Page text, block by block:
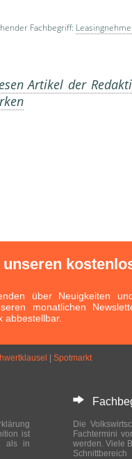
Fachbegriff:
Artikel der
über Neuigkeiten
monatlichen
abbestellbar.
Spotmarkt
ist
als in
Die
Fachtermini
werden. Viele